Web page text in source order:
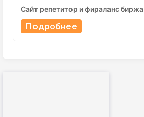
Сайт репетитор и фираланс биржа
Подробнее